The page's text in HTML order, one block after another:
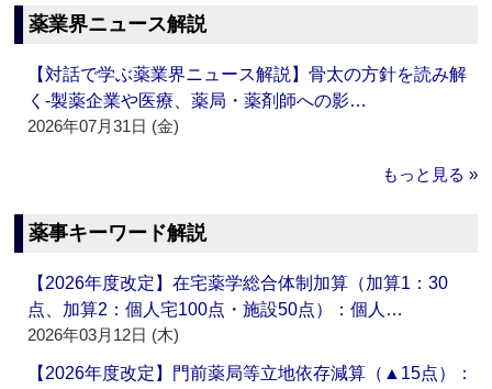
薬業界ニュース解説
【対話で学ぶ薬業界ニュース解説】骨太の方針を読み解
く‐製薬企業や医療、薬局・薬剤師への影…
2026年07月31日 (金)
もっと見る »
薬事キーワード解説
【2026年度改定】在宅薬学総合体制加算（加算1：30
点、加算2：個人宅100点・施設50点）：個人…
2026年03月12日 (木)
【2026年度改定】門前薬局等立地依存減算（▲15点）：